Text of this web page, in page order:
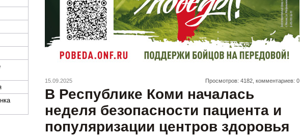
15.09.2025 Просмотров: 4182, комментариев: 0
В Республике Коми началась
неделя безопасности пациента и
популяризации центров здоровья